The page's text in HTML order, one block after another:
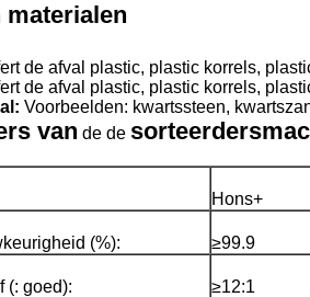
materialen
Voorbeelden: kwartssteen,
van de de
Hons+
(%): ≥99.9
(: goed): ≥12:1